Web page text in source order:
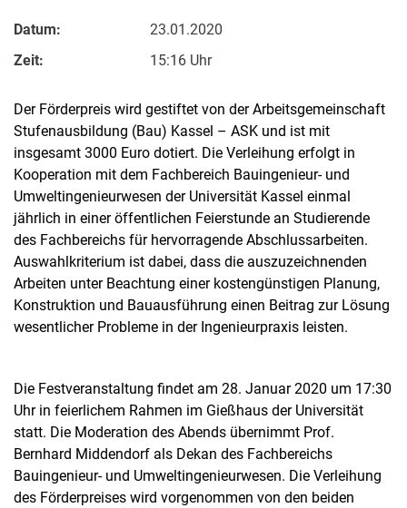
Datum:
23.01.2020
Zeit:
15:16 Uhr
Der Förderpreis wird gestiftet von der Arbeitsgemeinschaft
Stufenausbildung (Bau) Kassel – ASK und ist mit
insgesamt 3000 Euro dotiert. Die Verleihung erfolgt in
Kooperation mit dem Fachbereich Bauingenieur- und
Umweltingenieurwesen der Universität Kassel einmal
jährlich in einer öffentlichen Feierstunde an Studierende
des Fachbereichs für hervorragende Abschlussarbeiten.
Auswahlkriterium ist dabei, dass die auszuzeichnenden
Arbeiten unter Beachtung einer kostengünstigen Planung,
Konstruktion und Bauausführung einen Beitrag zur Lösung
wesentlicher Probleme in der Ingenieurpraxis leisten.
Die Festveranstaltung findet am 28. Januar 2020 um 17:30
Uhr in feierlichem Rahmen im Gießhaus der Universität
statt. Die Moderation des Abends übernimmt Prof.
Bernhard Middendorf als Dekan des Fachbereichs
Bauingenieur- und Umweltingenieurwesen. Die Verleihung
des Förderpreises wird vorgenommen von den beiden